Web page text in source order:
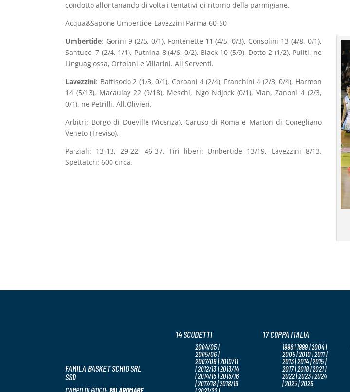
condotto allontanando di volta i tentativi di ritorno della parmigiane.
Acqua&Sapone Umbertide-Lavezzini Parma 60-50
Umbertide: Gorini 9 (2/5, 0/1), Fontenette 11 (4/5, 0/3), Consolini 13 (4/8, 0/1),
Santucci 7 (2/4, 1/1), Putnina 8 (4/6, 0/2), Black 10 (5/9), Dotto 2 (1/2), Puliti, ne
Linguaglossa, Ortolani e Villarini. All.Serventi.
Lavezzini: Battisodo 2 (1/3, 0/1), Corbani 4 (2/4), Franchini 4 (2/3, 0/4), Harmon
14 (5/13), Macaulay 22 (9/18), Meschi, Ngo Ndjock (0/1), Vian, Zanoni 4 (2/3,
0/1), ne Petrilli. All.Olivieri.
Arbitri: Borgo di Dueville (Vicenza), Caruso di Roma e Marton di Conegliano
Veneto (Treviso).
Parziali: 13-13, 29-22, 46-37. Tiri liberi: Umbertide 13/19, Lavezzini 8/13.
Spettatori: 600 circa.
FAMILA BASKET SCHIO SRL
SSD
CAMPO DI GIOCO:PALAROMARE
14 SCUDETTI
2004/05 |
2005/06 |
2007/08 | 2010/11
| 2012/13 | 2013/14
| 2014/15 | 2015/16
| 2017/18 | 2018/19
17 COPPA ITALIA
1996 | 1999 | 2004 |
2005 | 2010 | 2011 |
2013 | 2014 | 2015 |
2017 | 2018 | 2021 |
2022 | 2023 | 2024
| 2025 | 2026